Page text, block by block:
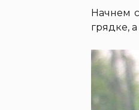
Начнем
грядке,